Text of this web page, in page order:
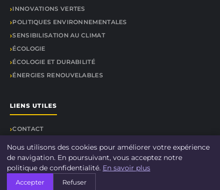
INNOVATIONS VERTES
POLITIQUES ENVIRONNEMENTALES
SENSIBILISATION AU CLIMAT
ÉCOLOGIE
ÉCOLOGIE ET DURABILITÉ
ÉNERGIES RENOUVELABLES
LIENS UTILES
CONTACT
© 2026 DOCU CLIMAT. Tous droits réservés.
À propos
Mentions légales
Nous utilisons des cookies pour améliorer votre expérience
de navigation. En poursuivant, vous acceptez notre
politique de confidentialité. En savoir plus
Accepter Refuser